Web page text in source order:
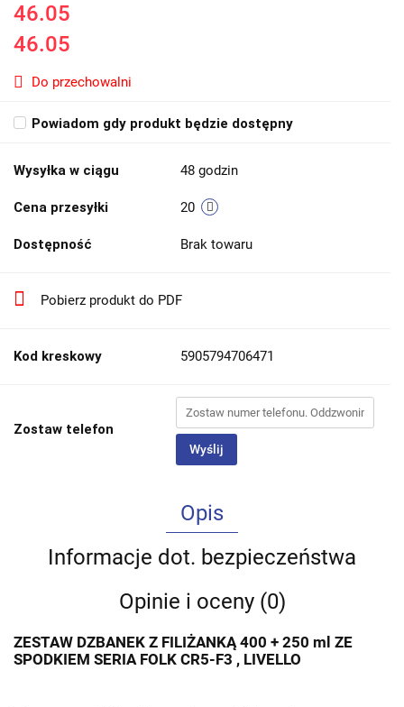
46.05
46.05
Do przechowalni
Powiadom gdy produkt będzie dostępny
Wysyłka w ciągu 48 godzin
Cena przesyłki 20
Dostępność Brak towaru
Pobierz produkt do PDF
Kod kreskowy 5905794706471
Zostaw telefon
Wyślij
Opis
Informacje dot. bezpieczeństwa
Opinie i oceny (0)
ZESTAW DZBANEK Z FILIŻANKĄ 400 + 250 ml ZE
SPODKIEM SERIA FOLK CR5-F3 , LIVELLO